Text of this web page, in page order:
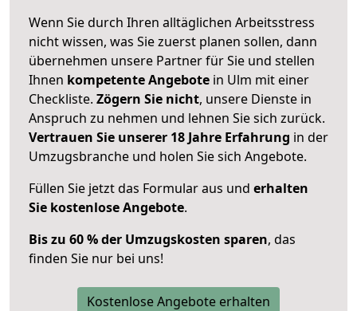
Wenn Sie durch Ihren alltäglichen Arbeitsstress
nicht wissen, was Sie zuerst planen sollen, dann
übernehmen unsere Partner für Sie und stellen
Ihnen kompetente Angebote in Ulm mit einer
Checkliste. Zögern Sie nicht, unsere Dienste in
Anspruch zu nehmen und lehnen Sie sich zurück.
Vertrauen Sie unserer 18 Jahre Erfahrung in der
Umzugsbranche und holen Sie sich Angebote.
Füllen Sie jetzt das Formular aus und erhalten
Sie kostenlose Angebote.
Bis zu 60 % der Umzugskosten sparen, das
finden Sie nur bei uns!
Kostenlose Angebote erhalten